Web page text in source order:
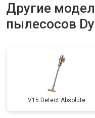
Другие
пылесосов
V15 Detect Absolute